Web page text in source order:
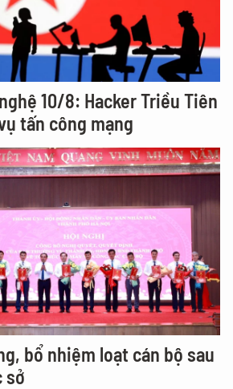
10/8: Hacker Triều Tiên
tấn công mạng
bổ nhiệm loạt cán bộ sau
sở